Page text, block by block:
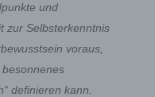
und
zur Selbsterkenntnis
voraus,
besonnenes
definieren kann.